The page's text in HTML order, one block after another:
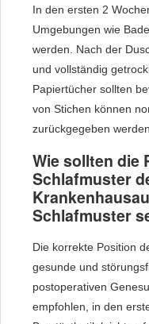
In den ersten 2
Umgebungen wie
werden. Nach der
und vollständig
Papiertücher sollten
von Stichen können
zurückgegeben werden.
Wie sollten die
Schlafmuster
Schlafmuster
Die korrekte Position
gesunde und
postoperativen
empfohlen, in den